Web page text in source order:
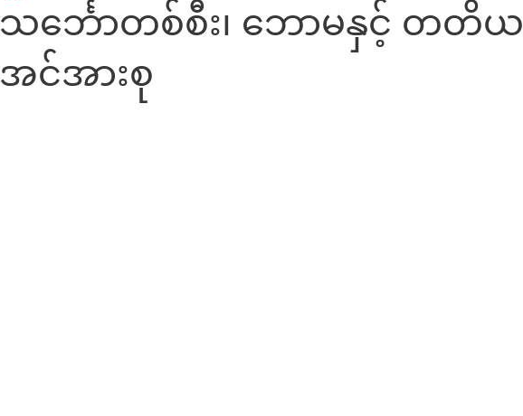
သင်္ဘောတစ်စီး၊ ဘောမနှင့် တတိယ
အင်အားစု